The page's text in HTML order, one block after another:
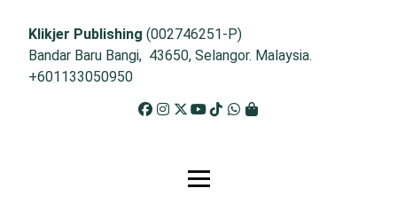
Klikjer Publishing (002746251-P)
Bandar Baru Bangi, 43650, Selangor. Malaysia.
+601133050950